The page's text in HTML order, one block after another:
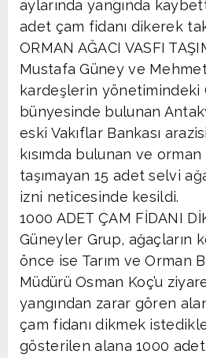
aylarında yangında
adet çam fidanı dikerek
ORMAN AĞACI VASFI
Mustafa Güney ve
kardeşlerin yönetimindeki
bünyesinde bulunan
eski Vakıflar Bankası
kısımda bulunan ve orman
taşımayan 15 adet selvi
izni neticesinde kesildi.
1000 ADET ÇAM FİDANI
Güneyler Grup, ağaçların
önce ise Tarım ve Orman
Müdürü Osman Koç’u
yangından zarar gören
çam fidanı dikmek
gösterilen alana 1000